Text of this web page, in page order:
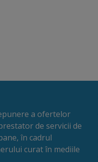
a ofertelor
de servicii de
în cadrul
curat în mediile